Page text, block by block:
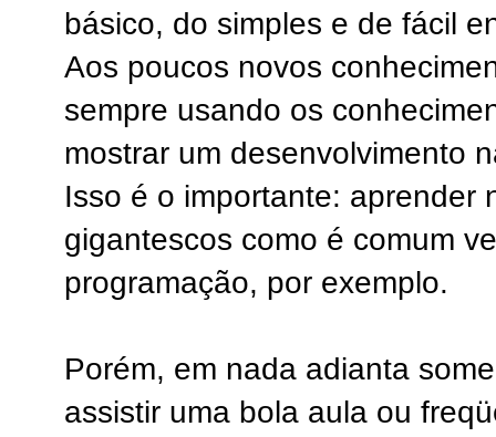
básico, do simples e de fácil
Aos poucos novos
sempre usando os
mostrar um desenvolvimento
Isso é o importante: aprender
gigantescos como é comum
programação, por exemplo.
Porém, em nada adianta
assistir uma bola aula ou